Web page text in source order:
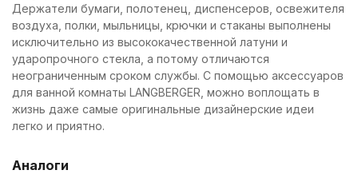
Держатели бумаги, полотенец, диспенсеров, освежителя
воздуха, полки, мыльницы, крючки и стаканы выполнены
исключительно из высококачественной латуни и
ударопрочного стекла, а потому отличаются
неограниченным сроком службы. С помощью аксессуаров
для ванной комнаты LANGBERGER, можно воплощать в
жизнь даже самые оригинальные дизайнерские идеи
легко и приятно.
Аналоги